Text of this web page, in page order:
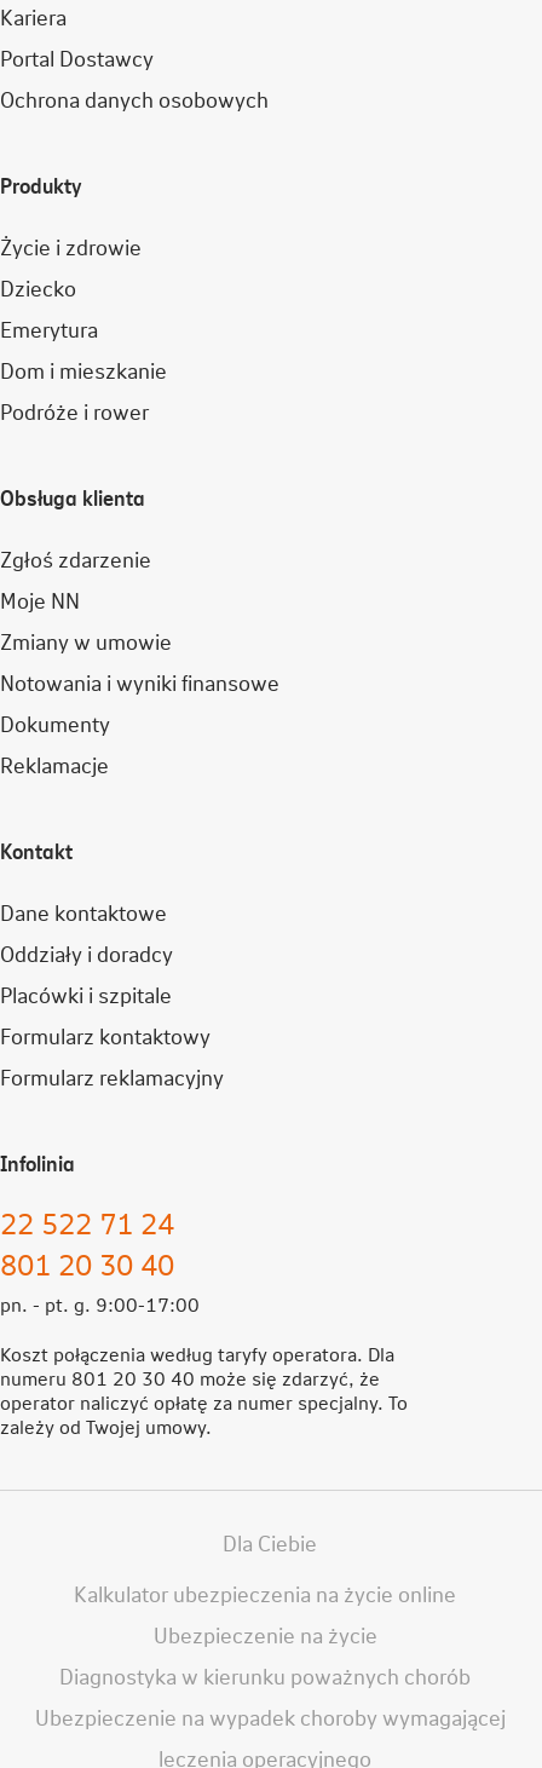
Kariera
Portal Dostawcy
Ochrona danych osobowych
Produkty
Życie i zdrowie
Dziecko
Emerytura
Dom i mieszkanie
Podróże i rower
Obsługa klienta
Zgłoś zdarzenie
Moje NN
Zmiany w umowie
Notowania i wyniki finansowe
Dokumenty
Reklamacje
Kontakt
Dane kontaktowe
Oddziały i doradcy
Placówki i szpitale
Formularz kontaktowy
Formularz reklamacyjny
Infolinia
22 522 71 24
801 20 30 40
pn. - pt. g. 9:00-17:00
Koszt połączenia według taryfy operatora. Dla
numeru 801 20 30 40 może się zdarzyć, że
operator naliczyć opłatę za numer specjalny. To
zależy od Twojej umowy.
Dla Ciebie
Kalkulator ubezpieczenia na życie online
Ubezpieczenie na życie
Diagnostyka w kierunku poważnych chorób
Ubezpieczenie na wypadek choroby wymagającej
leczenia operacyjnego